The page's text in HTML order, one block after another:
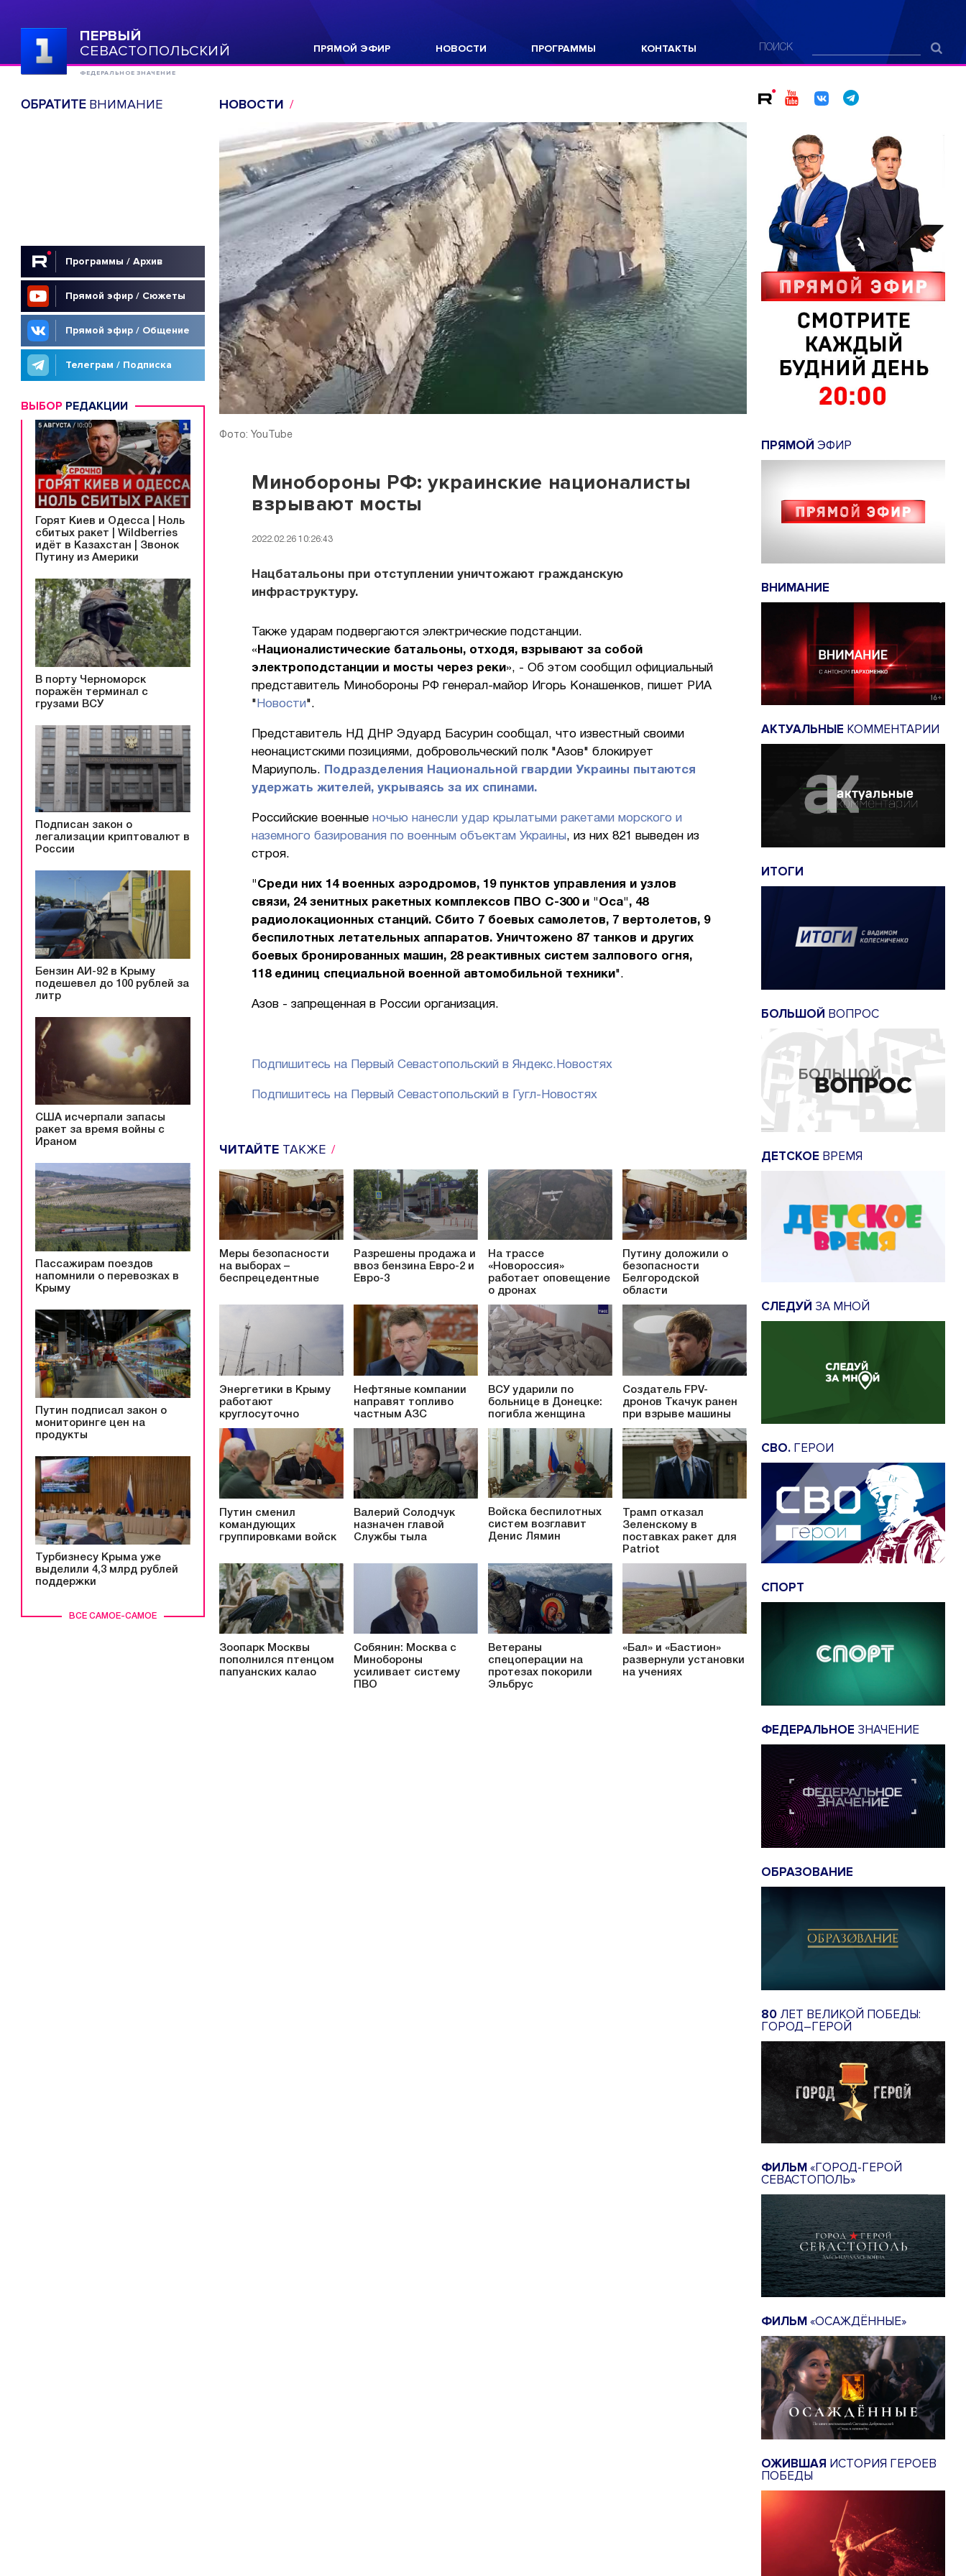
ПЕРВЫЙ
СЕВАСТОПОЛЬСКИЙ
ФЕДЕРАЛЬНОЕ ЗНАЧЕНИЕ
ПРЯМОЙ ЭФИР НОВОСТИ ПРОГРАММЫ КОНТАКТЫ ПОИСК
ОБРАТИТЕВНИМАНИЕ
Программы / Архив
Прямой эфир / Сюжеты
Прямой эфир / Общение
Телеграм / Подписка
ВЫБОР РЕДАКЦИИ
ВСЕ САМОЕ-САМОЕ
Горят Киев и Одесса | Ноль
сбитых ракет | Wildberries
идёт в Казахстан | Звонок
Путину из Америки
В порту Черноморск
поражён терминал с
грузами ВСУ
Подписан закон о
легализации криптовалют в
России
Бензин АИ-92 в Крыму
подешевел до 100 рублей за
литр
США исчерпали запасы
ракет за время войны с
Ираном
Пассажирам поездов
напомнили о перевозках в
Крыму
Путин подписал закон о
мониторинге цен на
продукты
Турбизнесу Крыма уже
выделили 4,3 млрд рублей
поддержки
НОВОСТИ
Фото: YouTube
Минобороны РФ: украинские националисты
взрывают мосты
2022.02.26 10:26:43
Нацбатальоны при отступлении уничтожают гражданскую
инфраструктуру.
Также ударам подвергаются электрические подстанции.
« Националистические батальоны, отходя, взрывают за собой
электроподстанции и мосты через реки», - Об этом сообщил официальный
представитель Минобороны РФ генерал-майор Игорь Конашенков, пишет РИА
" Новости".
Представитель НД ДНР Эдуард Басурин сообщал, что известный своими
неонацистскими позициями, добровольческий полк "Азов" блокирует
Мариуполь.
Подразделения Национальной гвардии Украины пытаются
удержать жителей, укрываясь за их спинами.
Российские военные ночью нанесли удар крылатыми ракетами морского и
наземного базирования по военным объектам Украины, из них 821 выведен из
строя.
"Среди них 14 военных аэродромов, 19 пунктов управления и узлов
связи, 24 зенитных ракетных комплексов ПВО С-300 и "Оса", 48
радиолокационных станций. Сбито 7 боевых самолетов, 7 вертолетов, 9
беспилотных летательных аппаратов. Уничтожено 87 танков и других
боевых бронированных машин, 28 реактивных систем залпового огня,
118 единиц специальной военной автомобильной техники".
Азов - запрещенная в России организация.
Подпишитесь на Первый Севастопольский в Яндекс.Новостях
Подпишитесь на Первый Севастопольский в Гугл-Новостях
ЧИТАЙТЕ ТАКЖЕ
Меры безопасности
на выборах –
беспрецедентные
Разрешены продажа и
ввоз бензина Евро-2 и
Евро-3
На трассе
«Новороссия»
работает оповещение
о дронах
Путину доложили о
безопасности
Белгородской
области
Энергетики в Крыму
работают
круглосуточно
Нефтяные компании
направят топливо
частным АЗС
ВСУ ударили по
больнице в Донецке:
погибла женщина
Создатель FPV-
дронов Ткачук ранен
при взрыве машины
Путин сменил
командующих
группировками войск
Валерий Солодчук
назначен главой
Службы тыла
Войска беспилотных
систем возглавит
Денис Лямин
Трамп отказал
Зеленскому в
поставках ракет для
Patriot
Зоопарк Москвы
пополнился птенцом
папуанских калао
Собянин: Москва с
Минобороны
усиливает систему
ПВО
Ветераны
спецоперации на
протезах покорили
Эльбрус
«Бал» и «Бастион»
развернули установки
на учениях
ПРЯМОЙ ЭФИР
ВНИМАНИЕ
АКТУАЛЬНЫЕ КОММЕНТАРИИ
ИТОГИ
БОЛЬШОЙ ВОПРОС
ДЕТСКОЕ ВРЕМЯ
СЛЕДУЙ ЗА МНОЙ
СВО. ГЕРОИ
СПОРТ
ФЕДЕРАЛЬНОЕ ЗНАЧЕНИЕ
ОБРАЗОВАНИЕ
80 ЛЕТ ВЕЛИКОЙ ПОБЕДЫ:
ГОРОД–ГЕРОЙ
ФИЛЬМ«ГОРОД-ГЕРОЙ
СЕВАСТОПОЛЬ»
ФИЛЬМ«ОСАЖДЁННЫЕ»
ОЖИВШАЯ ИСТОРИЯ ГЕРОЕВ
ПОБЕДЫ